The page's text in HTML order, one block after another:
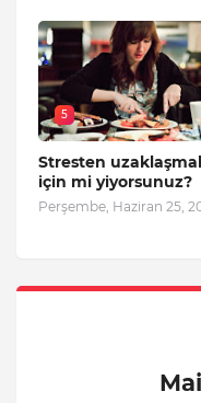
5
Stresten
için mi yiyorsunuz?
Perşembe, Haziran 25,